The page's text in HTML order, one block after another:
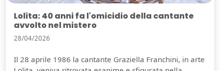
Lolita: 40 anni fa l'omicidio della cantante
avvolto nel mistero
28/04/2026
Il 28 aprile 1986 la cantante Graziella Franchini, in arte